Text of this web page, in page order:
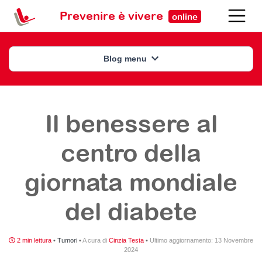
Prevenire è vivere online
Blog menu
Il benessere al
centro della
giornata mondiale
del diabete
2 min lettura • Tumori •A cura di Cinzia Testa • Ultimo aggiornamento: 13 Novembre
2024